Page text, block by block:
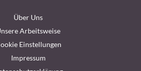
Über Uns
Arbeitsweise
Einstellungen
Impressum